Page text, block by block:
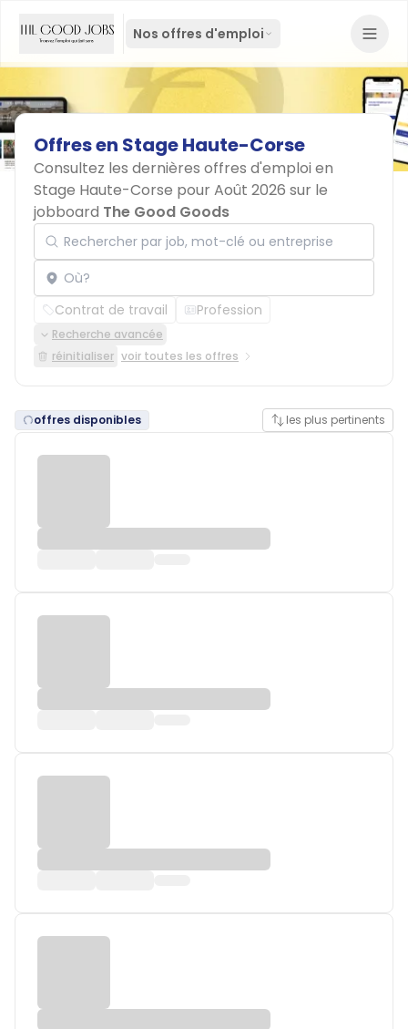
Nos offres d'emploi
Offresen StageHaute-Corse
Consultez les dernières offres d'emploi en
Stage Haute-Corse pour Août 2026 sur le
jobboard The Good Goods
Rechercher par job, mot-clé ou entreprise
Localisation
Contrat de travail Profession
Recherche avancée
réinitialiser voir toutes les offres
offres disponibles les plus pertinents